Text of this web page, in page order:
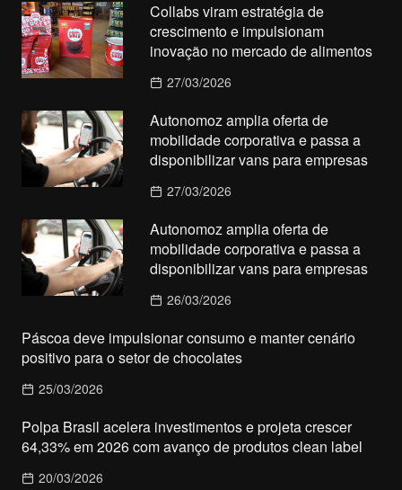
Collabs viram estratégia de
crescimento e impulsionam
inovação no mercado de alimentos
27/03/2026
Autonomoz amplia oferta de
mobilidade corporativa e passa a
disponibilizar vans para empresas
27/03/2026
Autonomoz amplia oferta de
mobilidade corporativa e passa a
disponibilizar vans para empresas
26/03/2026
Páscoa deve impulsionar consumo e manter cenário
positivo para o setor de chocolates
25/03/2026
Polpa Brasil acelera investimentos e projeta crescer
64,33% em 2026 com avanço de produtos clean label
20/03/2026